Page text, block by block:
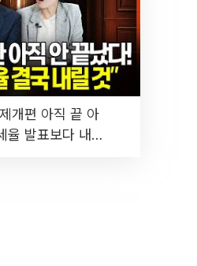
개편 아직 끝 아
율 발표보다 내릴